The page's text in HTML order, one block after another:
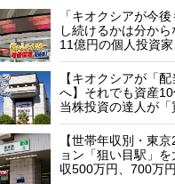
「キオクシアが今
し続けるかは分か
11億円の個人投資家
【キオクシアが「配
へ】それでも資産
当株投資の達人が「
【世帯年収別・東
ョン「狙い目駅」
収500万円、700万